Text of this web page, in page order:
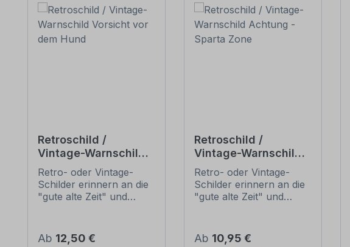
Retroschild /
Vintage-Warnschild
Vorsicht vor dem
Hund
Retro- oder Vintage-
Schilder erinnern an die
"gute alte Zeit" und
großer Beliebheit. Sind
Regulärer Preis:
Ab 12,50 €
Retroschild /
Vintage-Warnschild
Achtung - Sparta
Zone
Retro- oder Vintage-
Schilder erinnern an die
"gute alte Zeit" und
großer Beliebheit. Sind
Regulärer Preis:
Ab 10,95 €